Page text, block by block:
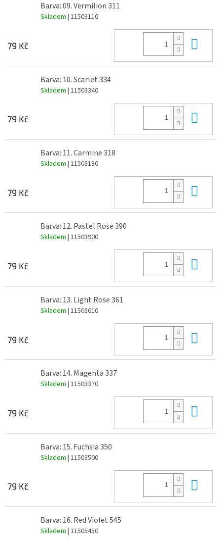
Barva: 09. Vermilion 311
Skladem | 11503110
79 Kč
Barva: 10. Scarlet 334
Skladem | 11503340
79 Kč
Barva: 11. Carmine 318
Skladem | 11503180
79 Kč
Barva: 12. Pastel Rose 390
Skladem | 11503900
79 Kč
Barva: 13. Light Rose 361
Skladem | 11503610
79 Kč
Barva: 14. Magenta 337
Skladem | 11503370
79 Kč
Barva: 15. Fuchsia 350
Skladem | 11503500
79 Kč
Barva: 16. Red Violet 545
Skladem | 11505450